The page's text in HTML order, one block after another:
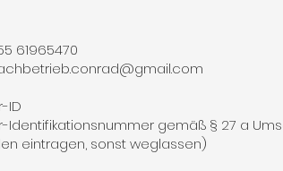
61965470
ID
Identifikationsnummer gemäß § 27 a
eintragen, sonst weglassen)